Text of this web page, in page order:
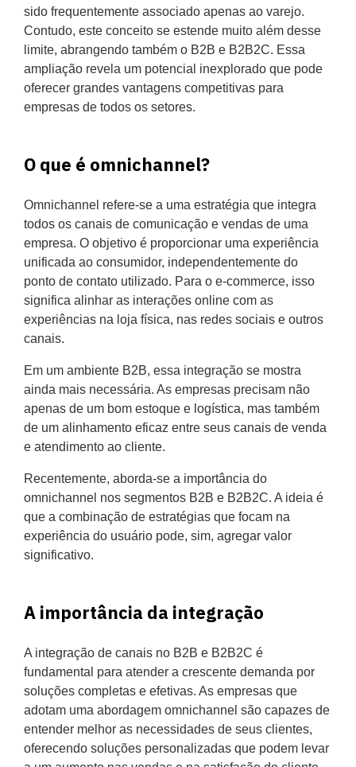
sido frequentemente associado apenas ao varejo.
Contudo, este conceito se estende muito além desse
limite, abrangendo também o B2B e B2B2C. Essa
ampliação revela um potencial inexplorado que pode
oferecer grandes vantagens competitivas para
empresas de todos os setores.
O que é omnichannel?
Omnichannel refere-se a uma estratégia que integra
todos os canais de comunicação e vendas de uma
empresa. O objetivo é proporcionar uma experiência
unificada ao consumidor, independentemente do
ponto de contato utilizado. Para o e-commerce, isso
significa alinhar as interações online com as
experiências na loja física, nas redes sociais e outros
canais.
Em um ambiente B2B, essa integração se mostra
ainda mais necessária. As empresas precisam não
apenas de um bom estoque e logística, mas também
de um alinhamento eficaz entre seus canais de venda
e atendimento ao cliente.
Recentemente, aborda-se a importância do
omnichannel nos segmentos B2B e B2B2C. A ideia é
que a combinação de estratégias que focam na
experiência do usuário pode, sim, agregar valor
significativo.
A importância da integração
A integração de canais no B2B e B2B2C é
fundamental para atender a crescente demanda por
soluções completas e efetivas. As empresas que
adotam uma abordagem omnichannel são capazes de
entender melhor as necessidades de seus clientes,
oferecendo soluções personalizadas que podem levar